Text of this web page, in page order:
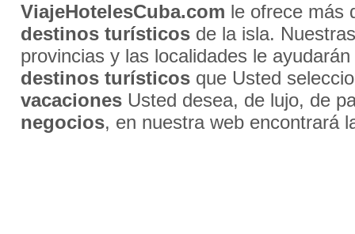
ViajeHotelesCuba.com le ofrece más
destinos turísticosde la isla.
provincias y las localidades le
destinos turísticosque Usted
vacacionesUsted desea, de lujo, de
negocios, en nuestra web encontrará